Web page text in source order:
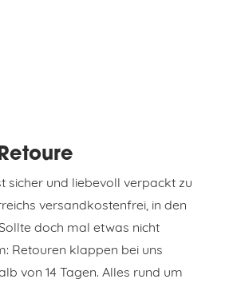
sicher und liebevoll verpackt zu
versandkostenfrei, in den
doch mal etwas nicht
Retouren klappen bei uns
von 14 Tagen. Alles rund um